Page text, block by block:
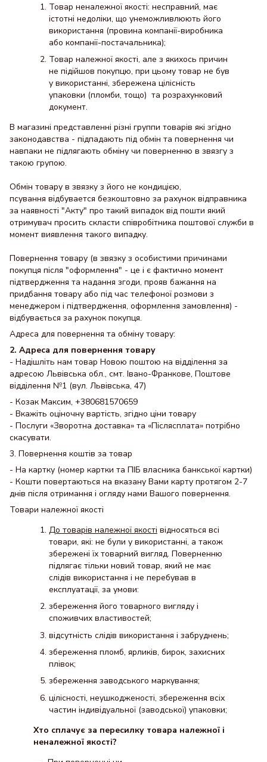
Товар неналежної якості: несправний, має
істотні недоліки, що унеможливлюють його
використання (провина компанії-виробника
або компанії-постачальника);
Товар належної якості, але з якихось причин
не підійшов покупцю, при цьому товар не був
у використанні, збережена цілісність
упаковки (пломби, тощо) та розрахунковий
документ.
В магазині представленні різні группи товарів які згідно
законодавства - підпадають під обмін та повернення чи
навпаки не підлягають обміну чи поверненню в звязгу з
такою групою.
Обмін товару в звязку з його не кондицією,
псування відбувается безкоштовно за рахунок відправника
за наявності "Акту" про такий випадок від пошти який
отримувач просить скласти співробітника поштової служби в
момент виявлення такого випадку.
Повернення товару (в звязку з особистими причинами
покупця після "оформлення" - це і є фактично момент
підтвердження та надання згоди, прояв бажання на
придбання товару або під час телефоної розмови з
менеджером і підтвердження, оформлення замовлення) -
відбувається за рахунок покупця.
Адреса для повернення та обміну товару:
2. Адреса для повернення товару
- Надішліть нам товар Новою поштою на відділення за
адресою Львівська обл., смт. Івано-Франкове, Поштове
відділення №1 (вул. Львівська, 47)
- Козак Максим, +380681570659
- Вкажіть оціночну вартість, згідно ціни товару
- Послуги «Зворотна доставка» та «Післясплата» потрібно
скасувати.
3. Повернення коштів за товар
- На картку (номер картки та ПІБ власника банкської картки)
- Кошти повертаються на вказану Вами карту протягом 2-7
днів після отримання і огляду нами Вашого повернення.
Товари належної якості
До товарів належної якості відносяться всі
товари, які: не були у використанні, а також
збережені їх товарний вигляд. Поверненню
підлягає тільки новий товар, який не має
слідів використання і не перебував в
експлуатації, за умови:
збереження його товарного вигляду і
споживчих властивостей;
відсутність слідів використання і забруднень;
збереження пломб, ярликів, бирок, захисних
плівок;
збереження заводського маркування;
цілісності, неушкодженості, збереження всіх
частин індивідуальної (заводської) упаковки;
Хто сплачує за пересилку товара належної і
неналежної якості?